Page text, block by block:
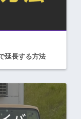
延長する方法